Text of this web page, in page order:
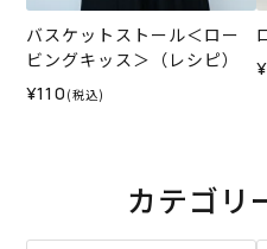
バスケットストール＜ロー
ビングキッス＞（レシピ）
¥110 (税込)
カテゴリ